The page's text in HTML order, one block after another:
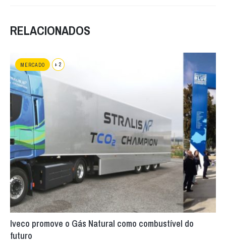
RELACIONADOS
MERCADO + 2
Iveco promove o Gás Natural como combustível do
futuro